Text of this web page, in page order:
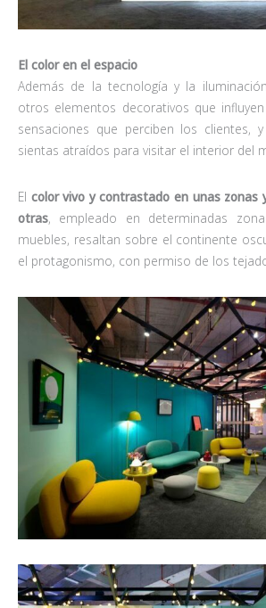
El color en el espacio
Además de la tecnología y la
otros elementos decorativos que
sensaciones que perciben los clientes,
sientas atraídos para visitar el interior del
El color vivo y contrastado en unas zonas
otras, empleado en determinadas
muebles, resaltan sobre el continente
el protagonismo, con permiso de los